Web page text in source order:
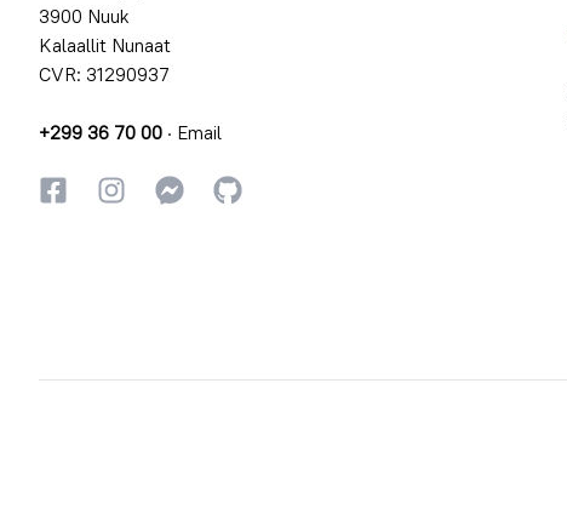
3900 Nuuk
Kalaallit Nunaat
CVR: 31290937
+299 36 70 00 · Email
FacebookkiInstagrammiInstagrammi
GitHub